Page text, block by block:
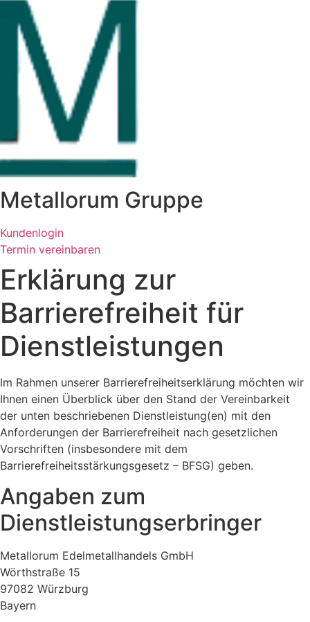
Inhalt
springen
Metallorum Gruppe
Kundenlogin
Termin vereinbaren
Erklärung zur
Barrierefreiheit für
Dienstleistungen
Im Rahmen unserer Barrierefreiheitserklärung möchten wir
Ihnen einen Überblick über den Stand der Vereinbarkeit
der unten beschriebenen Dienstleistung(en) mit den
Anforderungen der Barrierefreiheit nach gesetzlichen
Vorschriften (insbesondere mit dem
Barrierefreiheitsstärkungsgesetz – BFSG) geben.
Angaben zum
Dienstleistungserbringer
Metallorum Edelmetallhandels GmbH
Wörthstraße 15
97082 Würzburg
Bayern